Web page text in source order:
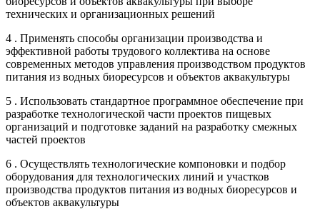
технических и организационных решений
4 . Применять способы организации производства и
эффективной работы трудового коллектива на основе
современных методов управления производством продуктов
питания из водных биоресурсов и объектов аквакультуры
5 . Использовать стандартное программное обеспечение при
разработке технологической части проектов пищевых
организаций и подготовке заданий на разработку смежных
частей проектов
6 . Осуществлять технологические компоновки и подбор
оборудования для технологических линий и участков
производства продуктов питания из водных биоресурсов и
объектов аквакультуры